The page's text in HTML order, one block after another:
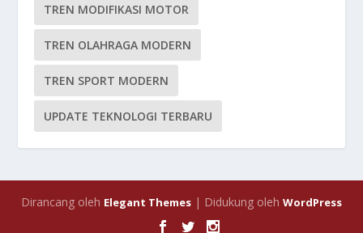
TREN MODIFIKASI MOTOR
TREN OLAHRAGA MODERN
TREN SPORT MODERN
UPDATE TEKNOLOGI TERBARU
Dirancang oleh Elegant Themes | Didukung oleh WordPress